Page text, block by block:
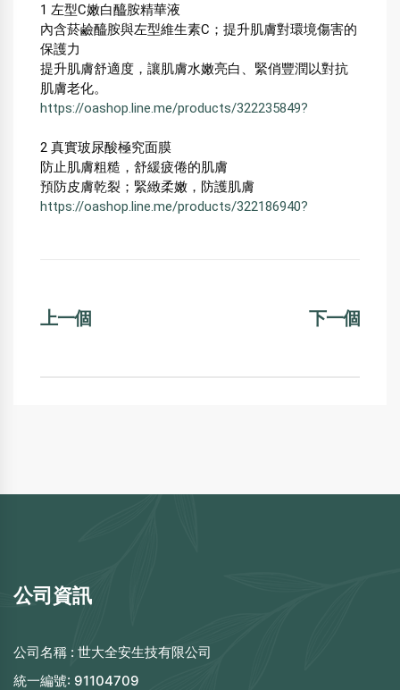
1 左型C嫩白醯胺精華液
內含菸鹼醯胺與左型維生素C；提升肌膚對環境傷害的
保護力
提升肌膚舒適度，讓肌膚水嫩亮白、緊俏豐潤以對抗
肌膚老化。
https://oashop.line.me/products/322235849?
2 真實玻尿酸極究面膜
防止肌膚粗糙，舒緩疲倦的肌膚
預防皮膚乾裂；緊緻柔嫩，防護肌膚
https://oashop.line.me/products/322186940?
上一個 下一個
公司資訊
公司名稱 : 世大全安生技有限公司
統一編號: 91104709